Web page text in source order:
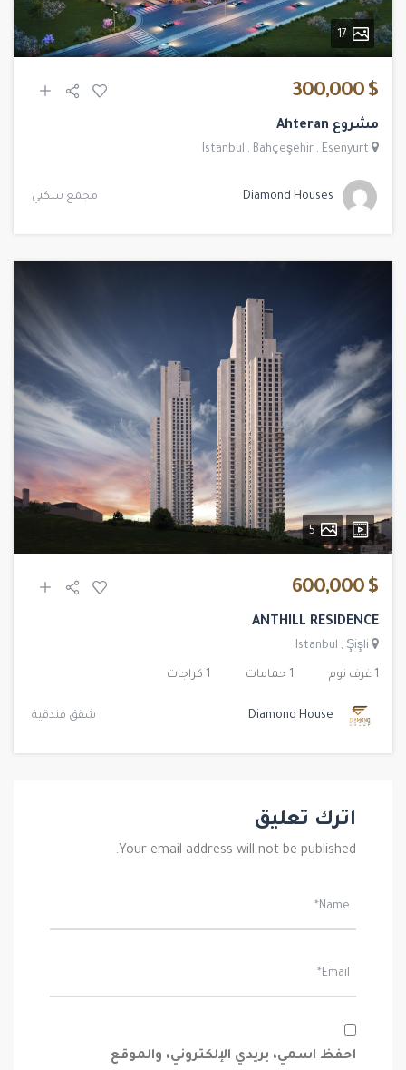
17
$ 300,000
مشروع Ahteran
Istanbul , Bahçeşehir , Esenyurt
Diamond Houses مجمع سكني
5
$ 600,000
ANTHILL RESIDENCE
Istanbul , Şişli
1 غرف نوم 1 حمامات 1 كراجات
Diamond House شقق فندقية
اترك تعليق
Your email address will not be published.
احفظ اسمي، بريدي الإلكتروني، والموقع